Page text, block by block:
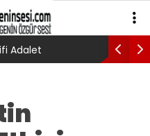
Adalet AKP’li